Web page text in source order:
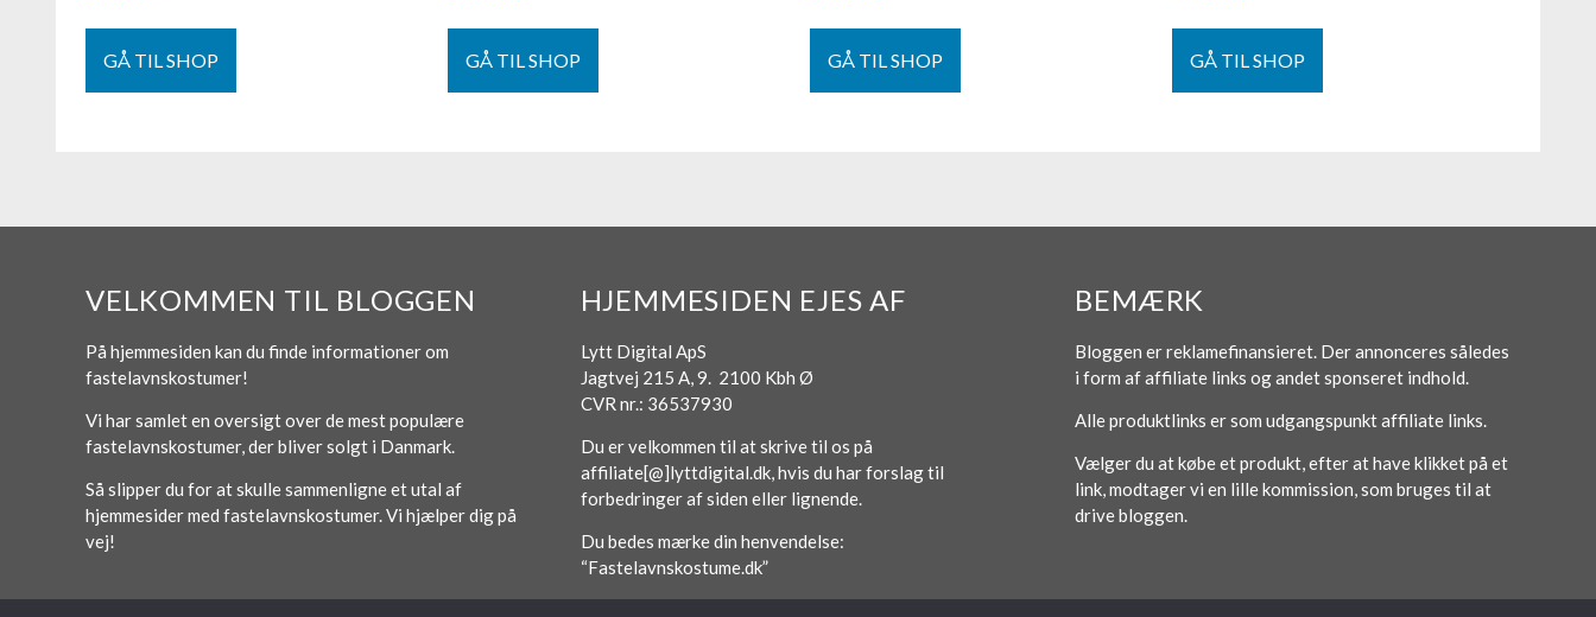
GÅ TIL SHOP GÅ TIL SHOP GÅ TIL SHOP GÅ TIL SHOP
VELKOMMEN TIL BLOGGEN
På hjemmesiden kan du finde informationer om
fastelavnskostumer!
Vi har samlet en oversigt over de mest populære
fastelavnskostumer, der bliver solgt i Danmark.
Så slipper du for at skulle sammenligne et utal af
hjemmesider med fastelavnskostumer. Vi hjælper dig på
vej!
HJEMMESIDEN EJES AF
Lytt Digital ApS
Jagtvej 215 A, 9. 2100 Kbh Ø
CVR nr.: 36537930
Du er velkommen til at skrive til os på
affiliate[@]lyttdigital.dk, hvis du har forslag til
forbedringer af siden eller lignende.
Du bedes mærke din henvendelse:
“Fastelavnskostume.dk”
BEMÆRK
Bloggen er reklamefinansieret. Der annonceres således
i form af affiliate links og andet sponseret indhold.
Alle produktlinks er som udgangspunkt affiliate links.
Vælger du at købe et produkt, efter at have klikket på et
link, modtager vi en lille kommission, som bruges til at
drive bloggen.